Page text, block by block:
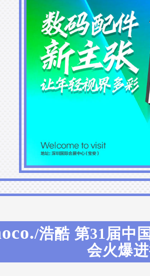
/浩酷 第31届中
会火爆